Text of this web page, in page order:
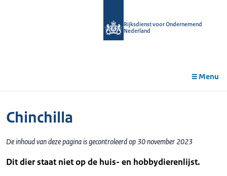
Rijksdienst voor Ondernemend
Nederland
Menu
Chinchilla
De inhoud van deze pagina is gecontroleerd op 30 november 2023
Dit dier staat niet op de huis- en hobbydierenlijst.